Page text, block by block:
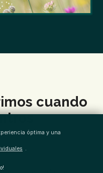
cuando
a que son los centros
óptima y una
.